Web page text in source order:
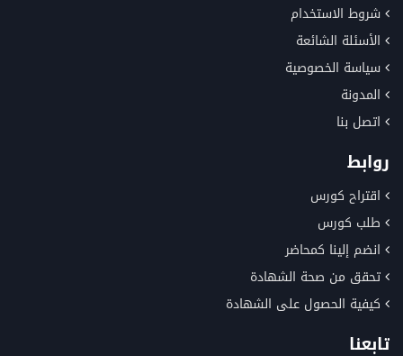
شروط الاستخدام
الأسئلة الشائعة
سياسة الخصوصية
المدونة
اتصل بنا
روابط
اقتراح كورس
طلب كورس
انضم إلينا كمحاضر
تحقق من صحة الشهادة
كيفية الحصول على الشهادة
تابعنا